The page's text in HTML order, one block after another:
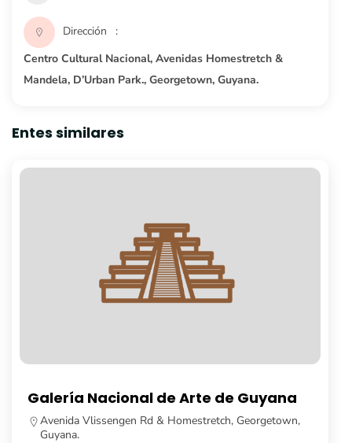
Dirección
Centro Cultural Nacional, Avenidas Homestretch &
Mandela, D’Urban Park., Georgetown, Guyana.
Entes similares
Museo Nacional de Guyana
Georgetown, Guyana.
592 225 7191